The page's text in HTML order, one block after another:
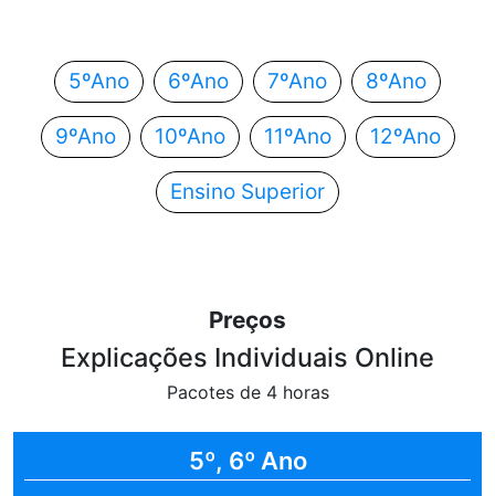
5ºAno 6ºAno 7ºAno 8ºAno
9ºAno 10ºAno 11ºAno 12ºAno
Ensino Superior
Preços
Explicações Individuais Online
Pacotes de 4 horas
5º, 6º Ano